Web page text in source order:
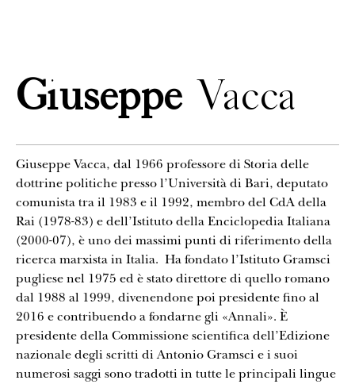
GiuseppeVacca
Giuseppe Vacca, dal 1966 professore di Storia delle
dottrine politiche presso l’Università di Bari, deputato
comunista tra il 1983 e il 1992, membro del CdA della
Rai (1978-83) e dell’Istituto della Enciclopedia Italiana
(2000-07), è uno dei massimi punti di riferimento della
ricerca marxista in Italia. Ha fondato l’Istituto Gramsci
pugliese nel 1975 ed è stato direttore di quello romano
dal 1988 al 1999, divenendone poi presidente fino al
2016 e contribuendo a fondarne gli «Annali». È
presidente della Commissione scientifica dell’Edizione
nazionale degli scritti di Antonio Gramsci e i suoi
numerosi saggi sono tradotti in tutte le principali lingue